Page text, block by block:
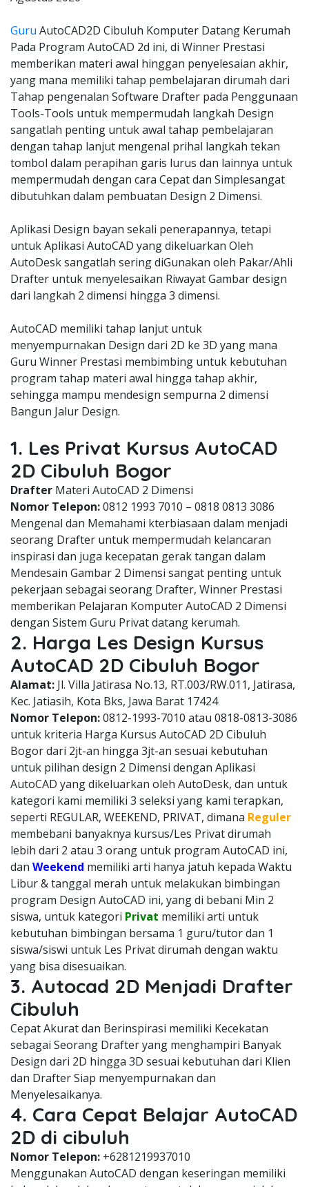
Guru AutoCAD2D Cibuluh Komputer Datang Kerumah
Pada Program AutoCAD 2d ini, di Winner Prestasi
memberikan materi awal hinggan penyelesaian akhir,
yang mana memiliki tahap pembelajaran dirumah dari
Tahap pengenalan Software Drafter pada Penggunaan
Tools-Tools untuk mempermudah langkah Design
sangatlah penting untuk awal tahap pembelajaran
dengan tahap lanjut mengenal prihal langkah tekan
tombol dalam perapihan garis lurus dan lainnya untuk
mempermudah dengan cara Cepat dan Simplesangat
dibutuhkan dalam pembuatan Design 2 Dimensi.
Aplikasi Design bayan sekali penerapannya, tetapi
untuk Aplikasi AutoCAD yang dikeluarkan Oleh
AutoDesk sangatlah sering diGunakan oleh Pakar/Ahli
Drafter untuk menyelesaikan Riwayat Gambar design
dari langkah 2 dimensi hingga 3 dimensi.
AutoCAD memiliki tahap lanjut untuk
menyempurnakan Design dari 2D ke 3D yang mana
Guru Winner Prestasi membimbing untuk kebutuhan
program tahap materi awal hingga tahap akhir,
sehingga mampu mendesign sempurna 2 dimensi
Bangun Jalur Design.
1. Les Privat Kursus AutoCAD
2D Cibuluh Bogor
Drafter Materi AutoCAD 2 Dimensi
Nomor Telepon:0812 1993 7010 – 0818 0813 3086
Mengenal dan Memahami kterbiasaan dalam menjadi
seorang Drafter untuk mempermudah kelancaran
inspirasi dan juga kecepatan gerak tangan dalam
Mendesain Gambar 2 Dimensi sangat penting untuk
pekerjaan sebagai seorang Drafter, Winner Prestasi
memberikan Pelajaran Komputer AutoCAD 2 Dimensi
dengan Sistem Guru Privat datang kerumah.
2. Harga Les Design Kursus
AutoCAD 2D Cibuluh Bogor
Alamat: Jl. Villa Jatirasa No.13, RT.003/RW.011, Jatirasa,
Kec. Jatiasih, Kota Bks, Jawa Barat 17424
Nomor Telepon:0812-1993-7010 atau 0818-0813-3086
untuk kriteria Harga Kursus AutoCAD 2D Cibuluh
Bogor dari 2jt-an hingga 3jt-an sesuai kebutuhan
untuk pilihan design 2 Dimensi dengan Aplikasi
AutoCAD yang dikeluarkan oleh AutoDesk, dan untuk
kategori kami memiliki 3 seleksi yang kami terapkan,
seperti REGULAR, WEEKEND, PRIVAT, dimana Reguler
membebani banyaknya kursus/Les Privat dirumah
lebih dari 2 atau 3 orang untuk program AutoCAD ini,
dan Weekend memiliki arti hanya jatuh kepada Waktu
Libur & tanggal merah untuk melakukan bimbingan
program Design AutoCAD ini, yang di bebani Min 2
siswa, untuk kategori Privat memiliki arti untuk
kebutuhan bimbingan bersama 1 guru/tutor dan 1
siswa/siswi untuk Les Privat dirumah dengan waktu
yang bisa disesuaikan.
3. Autocad 2D Menjadi Drafter
Cibuluh
Cepat Akurat dan Berinspirasi memiliki Kecekatan
sebagai Seorang Drafter yang menghampiri Banyak
Design dari 2D hingga 3D sesuai kebutuhan dari Klien
dan Drafter Siap menyempurnakan dan
Menyelesaikanya.
4. Cara Cepat Belajar AutoCAD
2D di cibuluh
Nomor Telepon: +6281219937010
Menggunakan AutoCAD dengan keseringan memiliki